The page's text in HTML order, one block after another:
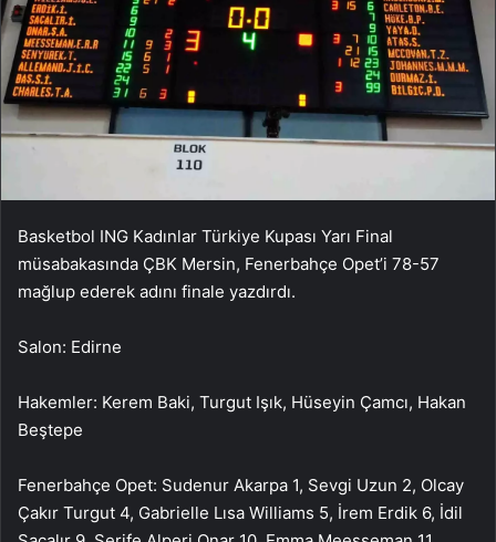
Basketbol ING Kadınlar Türkiye Kupası Yarı Final
müsabakasında ÇBK Mersin, Fenerbahçe Opet’i 78-57
mağlup ederek adını finale yazdırdı.
Salon: Edirne
Hakemler: Kerem Baki, Turgut Işık, Hüseyin Çamcı, Hakan
Beştepe
Fenerbahçe Opet: Sudenur Akarpa 1, Sevgi Uzun 2, Olcay
Çakır Turgut 4, Gabrielle Lısa Williams 5, İrem Erdik 6, İdil